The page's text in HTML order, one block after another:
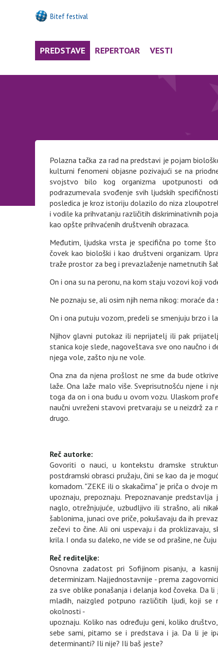
Bitef festival
PREDSTAVE REPERTOAR VESTI
Polazna tačka za rad na predstavi je pojam
kulturni fenomeni objasne pozivajući se na
svojstvo bilo kog organizma upotpunosti
podrazumevala svođenje svih ljudskih
posledica je kroz istoriju dolazilo do niza
i vodile ka prihvatanju različitih diskriminativnih
kao opšte prihvaćenih društvenih obrazaca.
Međutim, ljudska vrsta je specifična po tome
čovek kao biološki i kao društveni organizam.
traže prostor za beg i prevazlaženje nametnutih
On i ona su na peronu, na kom staju vozovi koji
Ne poznaju se, ali osim njih nema nikog: moraće da
On i ona putuju vozom, predeli se smenjuju brzo i
Njihov glavni putokaz ili neprijatelj ili pak
stanica koje slede, nagoveštava sve ono naučno i
njega vole, zašto nju ne vole.
Ona zna da njena prošlost ne sme da bude
laže. Ona laže malo više. Sveprisutnošću njene i
toga da on i ona budu u ovom vozu. Ulaskom
naučni uvreženi stavovi pretvaraju se u neizdrž
drugo.
Reč autorke:
Govoriti o nauci, u kontekstu dramske
postdramski obrasci pružaju, čini se kao da je
komadom. "ZEKE ili o skakačima" je priča o dvoje
upoznaju, prepoznaju. Prepoznavanje
naglo, otrežnjujuće, uzbudljivo ili strašno, ali
šablonima, junaci ove priče, pokušavaju da ih
zečevi to čine. Ali oni uspevaju i da proklizavaju,
krila. I onda su daleko, ne vide se od prašine, ne
Reč rediteljke:
Osnovna zadatost pri Sofijinom pisanju, a
determinizam. Najjednostavnije - prema
za sve oblike ponašanja i delanja kod čoveka.
mladih, naizgled potpuno različitih ljudi, koji se
okolnosti -
upoznaju. Koliko nas određuju geni, koliko
sebe sami, pitamo se i predstava i ja. Da li je
determinanti? Ili nije? Ili baš jeste?